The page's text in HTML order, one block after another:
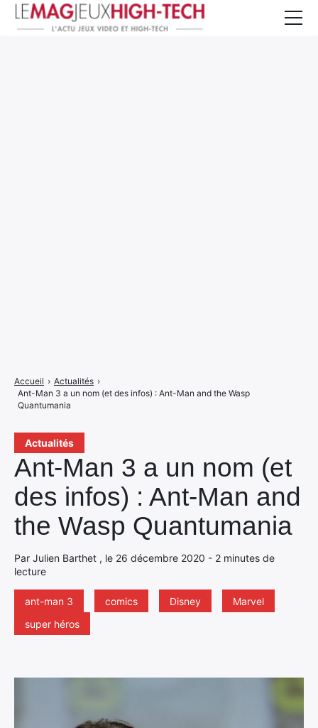
Actualités
Ant-Man 3 a un nom (et
des infos) : Ant-Man and
the Wasp Quantumania
Par Julien Barthet , le 26 décembre 2020 - 2 minutes de
lecture
ant-man 3 comics Disney
Marvel
super héros
Accueil › Actualités ›
Ant-Man 3 a un nom (et des infos) : Ant-Man and the Wasp
Quantumania